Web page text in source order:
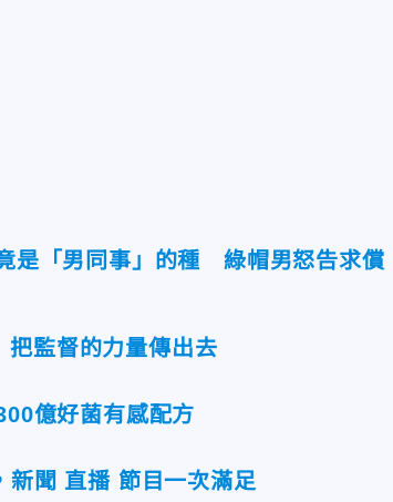
是「男同事」的種 綠帽男怒告求償
監督的力量傳出去
億好菌有感配方
新聞 直播 節目一次滿足